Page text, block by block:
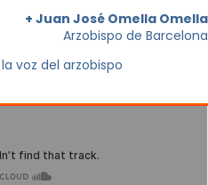
+ Juan José Omella Omella
Arzobispo de Barcelona
voz del arzobispo